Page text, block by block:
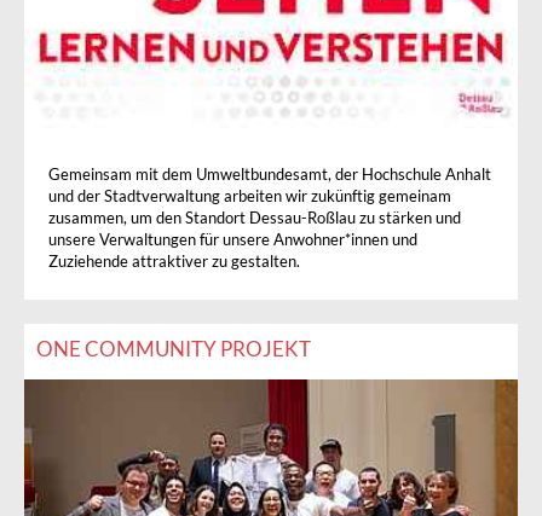
Gemeinsam mit dem Umweltbundesamt, der Hochschule Anhalt
und der Stadtverwaltung arbeiten wir zukünftig gemeinam
zusammen, um den Standort Dessau-Roßlau zu stärken und
unsere Verwaltungen für unsere Anwohner*innen und
Zuziehende attraktiver zu gestalten.
ONE COMMUNITY PROJEKT